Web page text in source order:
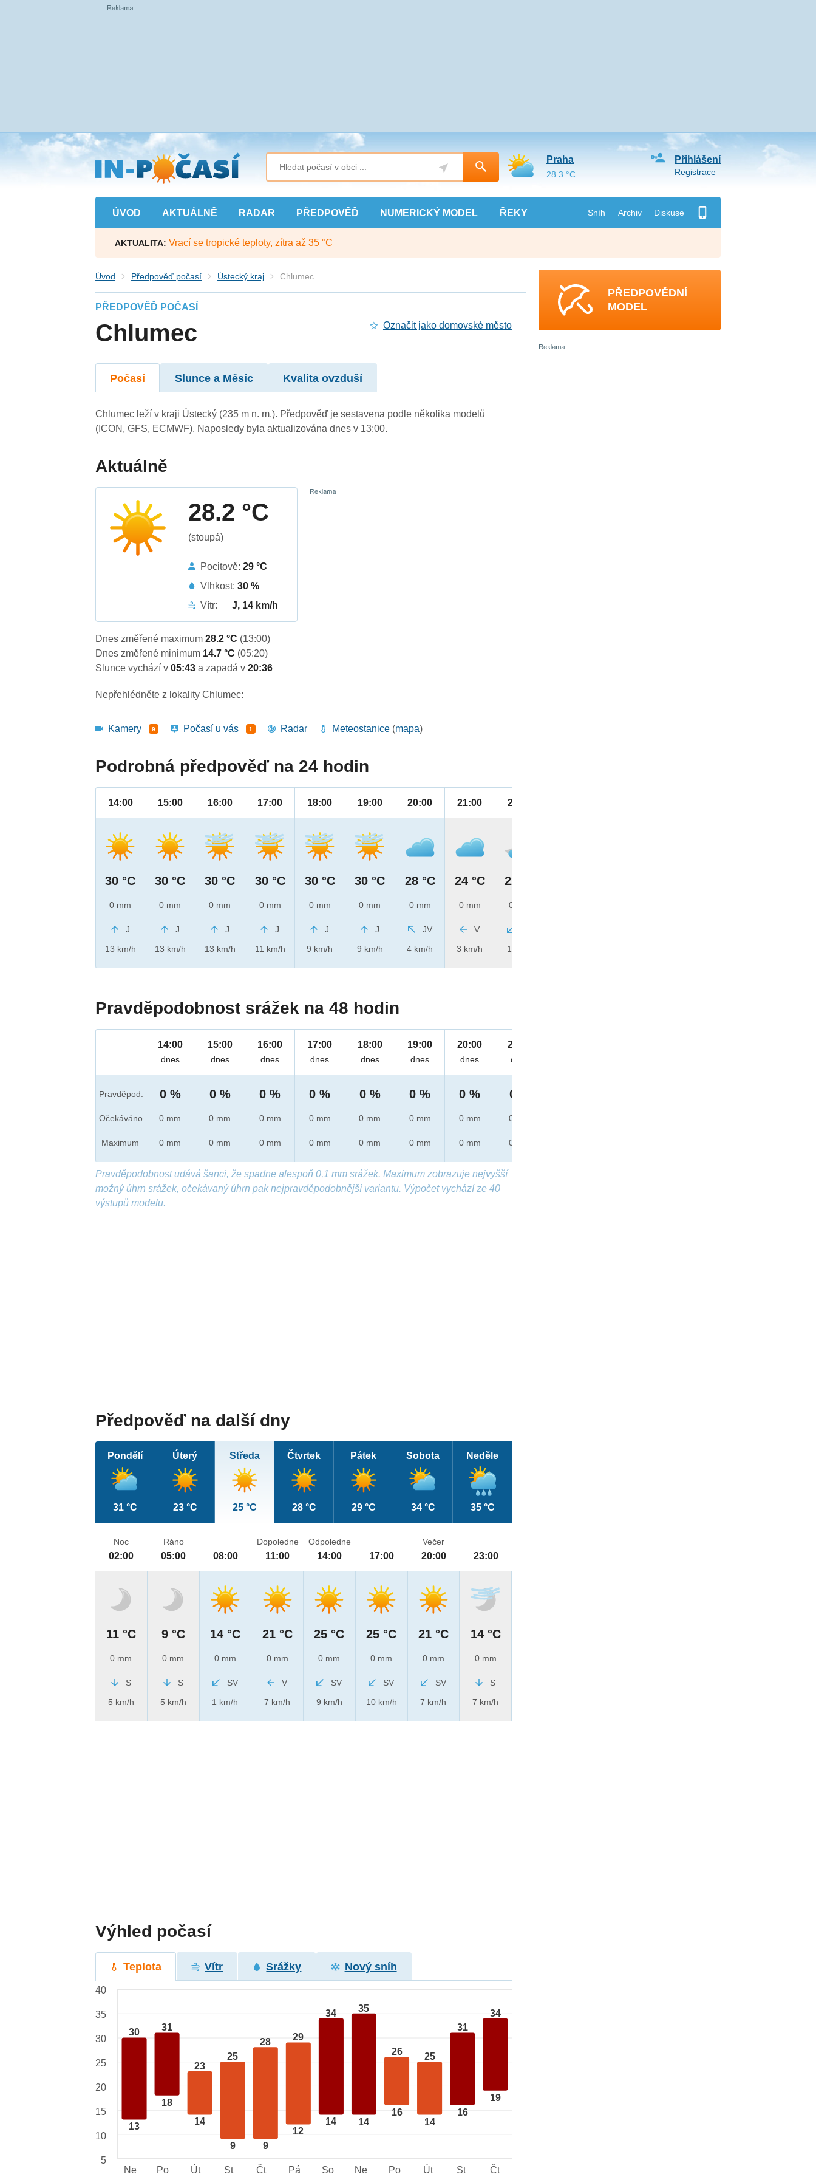
Přejít
na
hlavní
obsah
ÚVOD AKTUÁLNĚ RADAR PŘEDPOVĚĎ NUMERICKÝ MODEL ŘEKY Sníh Archiv Diskuse
Přihlášení
Registrace
Praha
28.3 °C
AKTUALITA: Vrací se tropické teploty, zítra až 35 °C
Úvod Předpověď počasí Ústecký kraj Chlumec
PŘEDPOVĚĎ POČASÍ
Chlumec Označit jako domovské město
Počasí Slunce a Měsíc Kvalita ovzduší
Chlumec leží v kraji Ústecký (235 m n. m.). Předpověď je sestavena podle několika modelů
(ICON, GFS, ECMWF). Naposledy byla aktualizována dnes v 13:00.
Aktuálně
28.2 °C
(stoupá)
Pocitově:29 °C
Vlhkost:30 %
Vítr:
J, 14 km/h
Dnes změřené maximum28.2 °C (13:00)
Dnes změřené minimum 14.7 °C (05:20)
Slunce vychází v05:43a zapadá v20:36
Nepřehlédněte z lokality Chlumec:
Kamery 9 Počasí u vás 1 Radar Meteostanice (mapa)
Podrobná předpověď na 24 hodin
14:00
30 °C
0 mm
J
13 km/h
15:00
30 °C
0 mm
J
13 km/h
16:00
30 °C
0 mm
J
13 km/h
17:00
30 °C
0 mm
J
11 km/h
18:00
30 °C
0 mm
J
9 km/h
19:00
30 °C
0 mm
J
9 km/h
20:00
28 °C
0 mm
JV
4 km/h
21:00
24 °C
0 mm
V
3 km/h
22:00
22 °C
0 mm
1 km/h
Pravděpodobnost srážek na 48 hodin
Pravděpod.
Očekáváno
Maximum
14:00
dnes
0 %
0 mm
0 mm
15:00
dnes
0 %
0 mm
0 mm
16:00
dnes
0 %
0 mm
0 mm
17:00
dnes
0 %
0 mm
0 mm
18:00
dnes
0 %
0 mm
0 mm
19:00
dnes
0 %
0 mm
0 mm
20:00
dnes
0 %
0 mm
0 mm
21:00
dnes
0 %
0 mm
0 mm
Pravděpodobnost udává šanci, že spadne alespoň 0,1 mm srážek. Maximum zobrazuje nejvyšší
možný úhrn srážek, očekávaný úhrn pak nejpravděpodobnější variantu. Výpočet vychází ze 40
výstupů modelu.
Předpověď na další dny
Pondělí
31 °C
Úterý
23 °C
Středa
25 °C
Čtvrtek
28 °C
Pátek
29 °C
Sobota
34 °C
Neděle
35 °C
Noc
02:00
11 °C
0 mm
S
5 km/h
Ráno
05:00
9 °C
0 mm
S
5 km/h
08:00
14 °C
0 mm
SV
1 km/h
Dopoledne
11:00
21 °C
0 mm
V
7 km/h
Odpoledne
14:00
25 °C
0 mm
SV
9 km/h
17:00
25 °C
0 mm
SV
10 km/h
Večer
20:00
21 °C
0 mm
SV
7 km/h
23:00
14 °C
0 mm
S
7 km/h
Výhled počasí
Teplota Vítr Srážky Nový sníh
30
13
31
18
23
14
25
9
28
9
29
12
34
14
35
14
26
16
25
14
31
16
34
19
40
35
30
25
20
15
10
5
Ne
Po Út St Čt Pá So Ne Po Út St Čt
PŘEDPOVĚDNÍ
MODEL